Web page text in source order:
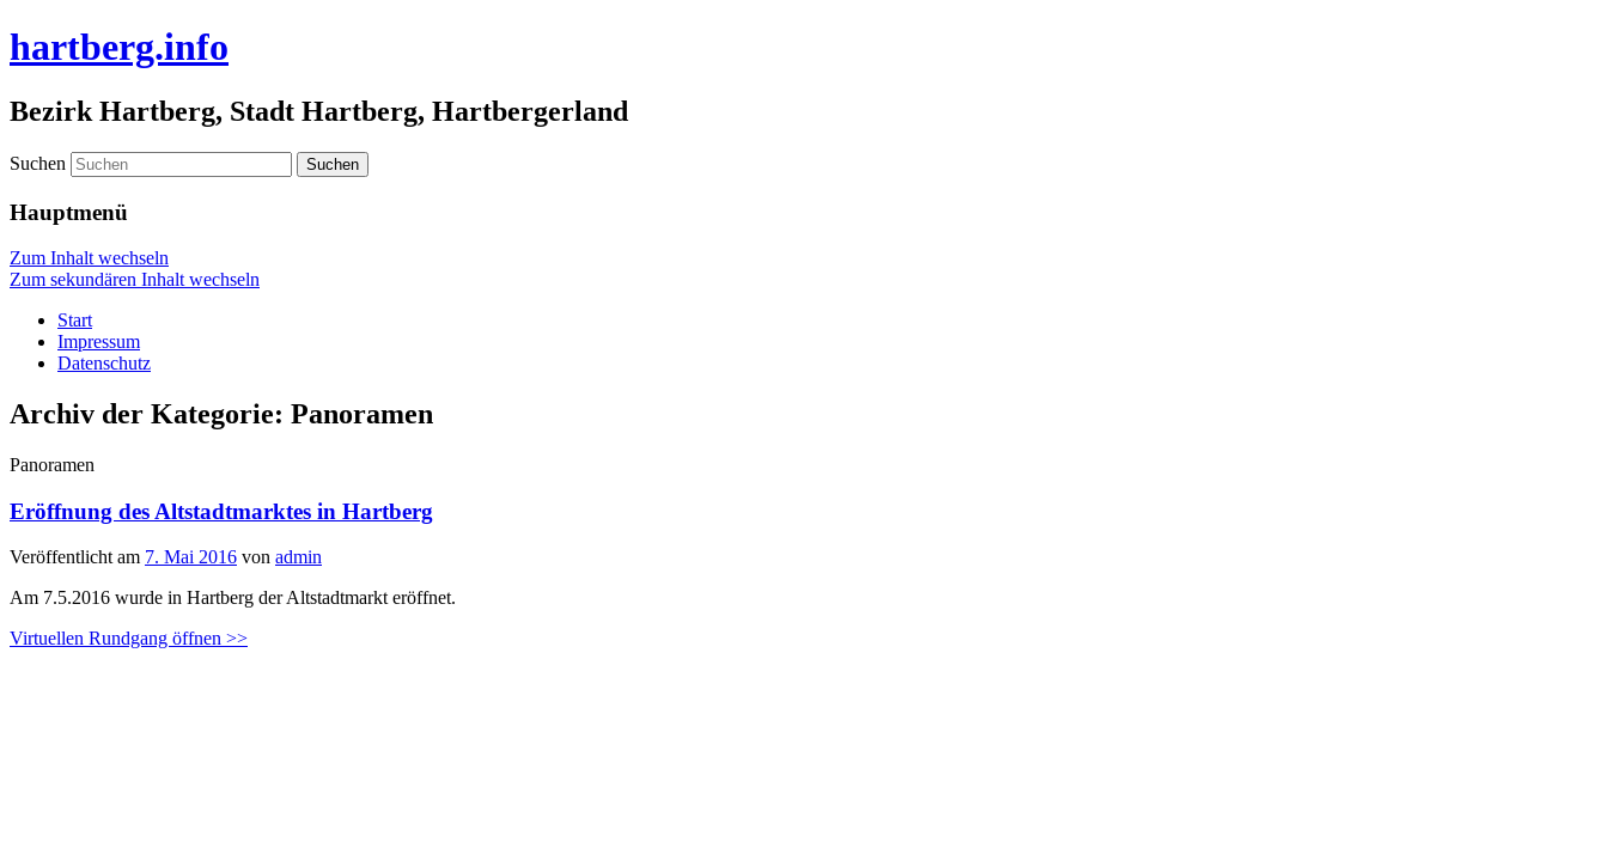
hartberg.info
Bezirk Hartberg, Stadt Hartberg, Hartbergerland
Suchen
Hauptmenü
Zum Inhalt wechseln
Zum sekundären Inhalt wechseln
Start
Impressum
Datenschutz
Archiv der Kategorie: Panoramen
Panoramen
Eröffnung des Altstadtmarktes in Hartberg
Veröffentlicht am 7. Mai 2016 von admin
Am 7.5.2016 wurde in Hartberg der Altstadtmarkt eröffnet.
Virtuellen Rundgang öffnen >>